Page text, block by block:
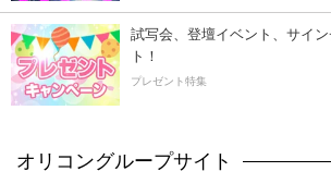
試写会、登壇イベント、サイ
ト！
プレゼント特集
オリコングループサイト